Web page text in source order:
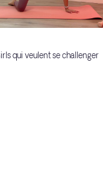
qui veulent se challenger